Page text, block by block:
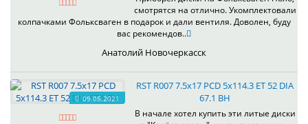
смотрятся на отлично. Укомплектовали
колпачками Фольксваген в подарок и дали вентиля. Доволен, буду
вас рекомендов..
Анатолий Новочеркасск
09.05.2021
RST R007 7.5x17 PCD 5x114.3 ET 52 DIA
67.1 BH
В начале хотел купить эти литые диски